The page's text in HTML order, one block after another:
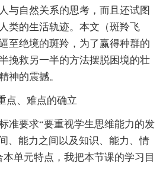
与自然关系的思考，而且还试图
类的生活轨迹。本文（斑羚飞
至绝境的斑羚，为了赢得种群的
挽救另一半的方法摆脱困境的壮
神的震撼。
、难点的确立
要求“要重视学生思维能力的发
、能力之间以及知识、能力、情
单元特点，我把本节课的学习目